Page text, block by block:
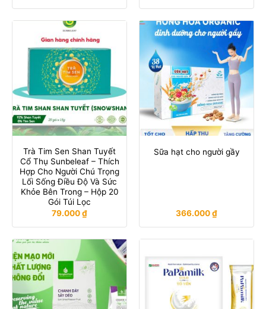
Trà Tim Sen Shan Tuyết
Cổ Thụ Sunbeleaf – Thích
Hợp Cho Người Chú Trọng
Lối Sống Điều Độ Và Sức
Khỏe Bên Trong – Hộp 20
Gói Túi Lọc
79.000₫
Sữa hạt cho người gầy
366.000₫